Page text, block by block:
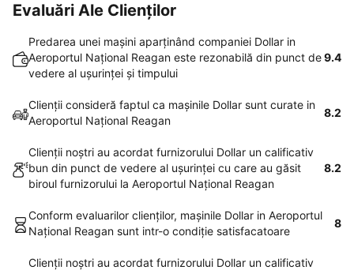
Evaluări Ale Clienților
Predarea unei maşini aparţinând companiei Dollar in
Aeroportul Național Reagan este rezonabilă din punct de
vedere al uşurinţei şi timpului
9.4
Clienţii consideră faptul ca maşinile Dollar sunt curate in
Aeroportul Național Reagan
8.2
Clienţii noştri au acordat furnizorului Dollar un calificativ
bun din punct de vedere al uşurinţei cu care au găsit
biroul furnizorului la Aeroportul Național Reagan
8.2
Conform evaluarilor clienţilor, maşinile Dollar in Aeroportul
Național Reagan sunt intr-o condiţie satisfacatoare
8
Clienţii noştri au acordat furnizorului Dollar un calificativ